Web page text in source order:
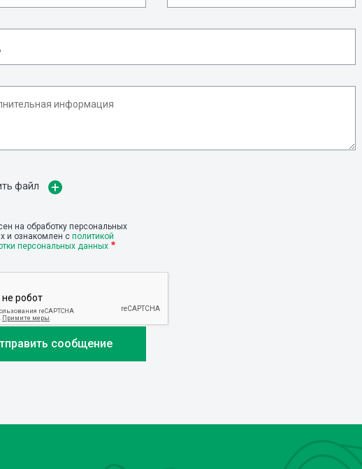
файл
на обработку персональных
и ознакомлен с политикой
персональных данных